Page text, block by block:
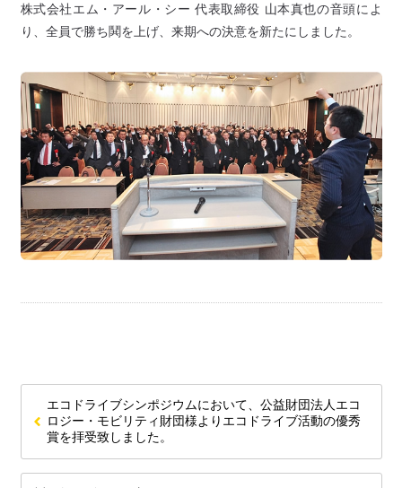
株式会社エム・アール・シー 代表取締役 山本真也の音頭によ
り、全員で勝ち鬨を上げ、来期への決意を新たにしました。
エコドライブシンポジウムにおいて、公益財団法人エコ
ロジー・モビリティ財団様よりエコドライブ活動の優秀
賞を拝受致しました。